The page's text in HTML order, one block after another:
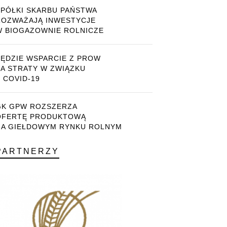
SKARBU PAŃSTWA
INWESTYCJE
BIOGAZOWNIE ROLNICZE
WSPARCIE Z PROW
STRATY W ZWIĄZKU
COVID-19
GPW ROZSZERZA
PRODUKTOWĄ
GIEŁDOWYM RYNKU ROLNYM